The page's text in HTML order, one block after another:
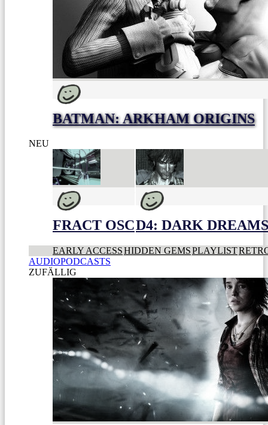
BATMAN: ARKHAM ORIGINS
NEU
FRACT OSCD4: DARK
EARLY ACCESSHIDDEN GEMSPLAYLIST
AUDIOPODCASTS
ZUFÄLLIG